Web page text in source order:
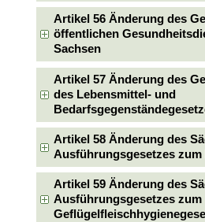
Artikel 56 Änderung des
öffentlichen
Sachsen
Artikel 57 Änderung des
des Lebensmittel- und
Artikel 58 Änderung des
Ausführungsgesetzes
Artikel 59 Änderung des
Ausführungsgesetzes zum